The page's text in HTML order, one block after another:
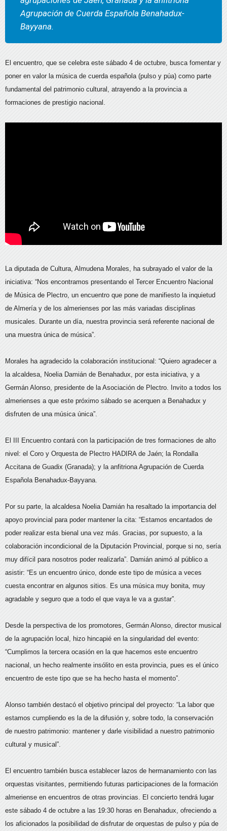
Agrupación de Cuerda Española Benahadux-
Bayyana.
El encuentro, que se celebra este sábado 4 de octubre, busca fomentar y
poner en valor la música de cuerda española (pulso y púa) como parte
fundamental del patrimonio cultural, atrayendo a la provincia a
formaciones de prestigio nacional.
La diputada de Cultura, Almudena Morales, ha subrayado el valor de la
iniciativa: “Nos encontramos presentando el Tercer Encuentro Nacional
de Música de Plectro, un encuentro que pone de manifiesto la inquietud
de Almería y de los almerienses por las más variadas disciplinas
musicales. Durante un día, nuestra provincia será referente nacional de
una muestra única de música”.
Morales ha agradecido la colaboración institucional: “Quiero agradecer a
la alcaldesa, Noelia Damián de Benahadux, por esta iniciativa, y a
Germán Alonso, presidente de la Asociación de Plectro. Invito a todos los
almerienses a que este próximo sábado se acerquen a Benahadux y
disfruten de una música única”.
El III Encuentro contará con la participación de tres formaciones de alto
nivel: el Coro y Orquesta de Plectro HADIRA de Jaén; la Rondalla
Accitana de Guadix (Granada); y la anfitriona Agrupación de Cuerda
Española Benahadux-Bayyana.
Por su parte, la alcaldesa Noelia Damián ha resaltado la importancia del
apoyo provincial para poder mantener la cita: “Estamos encantados de
poder realizar esta bienal una vez más. Gracias, por supuesto, a la
colaboración incondicional de la Diputación Provincial, porque si no, sería
muy difícil para nosotros poder realizarla”. Damián animó al público a
asistir: “Es un encuentro único, donde este tipo de música a veces
cuesta encontrar en algunos sitios. Es una música muy bonita, muy
agradable y seguro que a todo el que vaya le va a gustar”.
Desde la perspectiva de los promotores, Germán Alonso, director musical
de la agrupación local, hizo hincapié en la singularidad del evento:
“Cumplimos la tercera ocasión en la que hacemos este encuentro
nacional, un hecho realmente insólito en esta provincia, pues es el único
encuentro de este tipo que se ha hecho hasta el momento”.
Alonso también destacó el objetivo principal del proyecto: “La labor que
estamos cumpliendo es la de la difusión y, sobre todo, la conservación
de nuestro patrimonio: mantener y darle visibilidad a nuestro patrimonio
cultural y musical”.
El encuentro también busca establecer lazos de hermanamiento con las
orquestas visitantes, permitiendo futuras participaciones de la formación
almeriense en encuentros de otras provincias. El concierto tendrá lugar
este sábado 4 de octubre a las 19:30 horas en Benahadux, ofreciendo a
los aficionados la posibilidad de disfrutar de orquestas de pulso y púa de